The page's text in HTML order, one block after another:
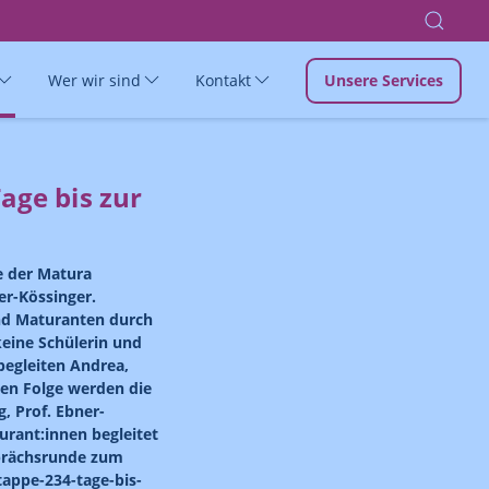
Wer wir sind Kontakt Unsere Services
bis zur
der Matura
Kössinger.
Maturanten durch
Schülerin und
Andrea,
Folge werden die
Prof. Ebner-
begleitet
zum
234-tage-bis-